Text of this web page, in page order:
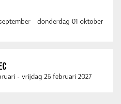
- donderdag 01 oktober
- vrijdag 26 februari 2027